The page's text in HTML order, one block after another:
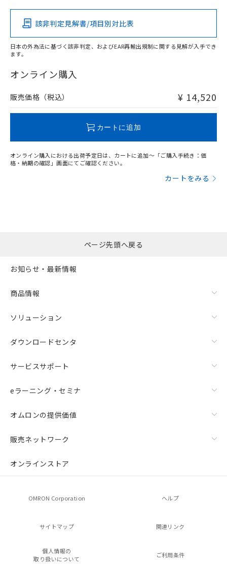
O
在庫等で未対応品が混在する可能性があります。
問い合わせください。
その他の認証はこちらのページからご検索ください
該非判定見解書/項目別対比表
日本の外為法に基づく該非判定、およびEAR再輸出規制に関する見解が入手でき
ます。
オンライン購入
販売価格（税込） ¥ 14,520
カートに追加
オンライン購入における出荷予定日は、カートに追加～「ご購入手続き：価
格・納期の確認」画面にてご確認ください。
カートをみる
ページ先頭へ戻る
お知らせ・最新情報
商品情報
ソリューション
ダウンロードセンタ
サービスサポート
eラーニング・セミナ
オムロンの提供価値
販売ネットワーク
オンラインストア
OMRON Corporation ヘルプ
サイトマップ 関連リンク
個人情報の
取り扱いについて
ご利用条件